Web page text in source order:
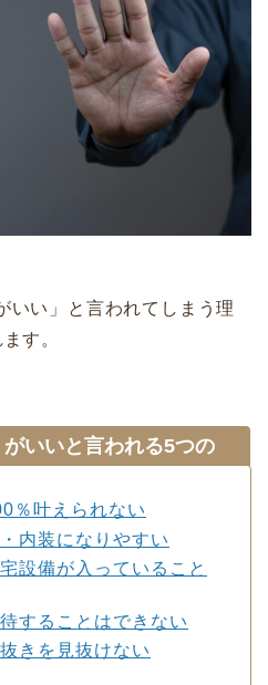
いい」と言われてしまう理
す。
％叶えられない
内装になりやすい
設備が入っていること
することはできない
きを見抜けない